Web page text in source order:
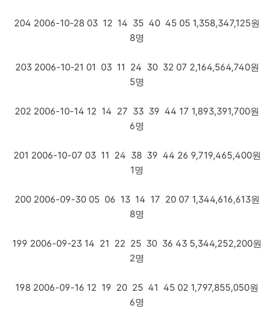
204 2006-10-28 03 12 14 35 40 45 05 1,358,347,125원
8명
203 2006-10-21 01 03 11 24 30 32 07 2,164,564,740원
5명
202 2006-10-14 12 14 27 33 39 44 17 1,893,391,700원
6명
201 2006-10-07 03 11 24 38 39 44 26 9,719,465,400원
1명
200 2006-09-30 05 06 13 14 17 20 07 1,344,616,613원
8명
199 2006-09-23 14 21 22 25 30 36 43 5,344,252,200원
2명
198 2006-09-16 12 19 20 25 41 45 02 1,797,855,050원
6명